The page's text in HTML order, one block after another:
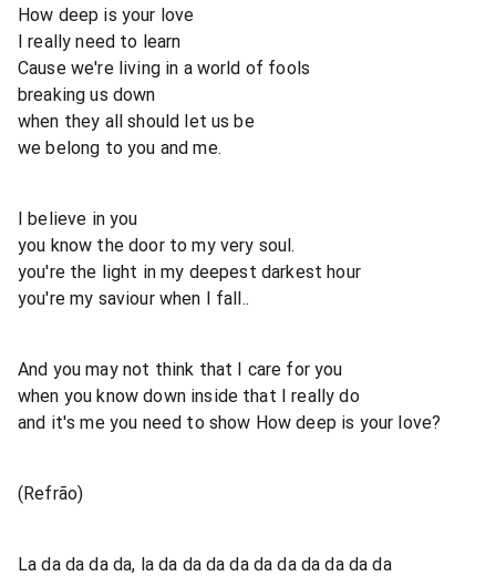
How deep is your love
I really need to learn
Cause we're living in a world of fools
breaking us down
when they all should let us be
we belong to you and me.
I believe in you
you know the door to my very soul.
you're the light in my deepest darkest hour
you're my saviour when I fall..
And you may not think that I care for you
when you know down inside that I really do
and it's me you need to show How deep is your love?
(Refrão)
La da da da da, la da da da da da da da da da da